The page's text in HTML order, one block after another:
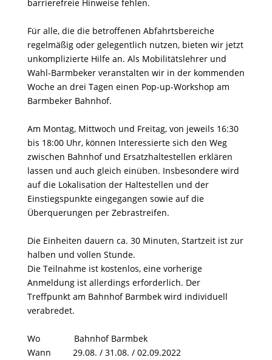
barrierefreie Hinweise fehlen.
Für alle, die die betroffenen Abfahrtsbereiche
regelmäßig oder gelegentlich nutzen, bieten wir jetzt
unkomplizierte Hilfe an. Als Mobilitätslehrer und
Wahl-Barmbeker veranstalten wir in der kommenden
Woche an drei Tagen einen Pop-up-Workshop am
Barmbeker Bahnhof.
Am Montag, Mittwoch und Freitag, von jeweils 16:30
bis 18:00 Uhr, können Interessierte sich den Weg
zwischen Bahnhof und Ersatzhaltestellen erklären
lassen und auch gleich einüben. Insbesondere wird
auf die Lokalisation der Haltestellen und der
Einstiegspunkte eingegangen sowie auf die
Überquerungen per Zebrastreifen.
Die Einheiten dauern ca. 30 Minuten, Startzeit ist zur
halben und vollen Stunde.
Die Teilnahme ist kostenlos, eine vorherige
Anmeldung ist allerdings erforderlich. Der
Treffpunkt am Bahnhof Barmbek wird individuell
verabredet.
Wo Bahnhof Barmbek
Wann 29.08. / 31.08. / 02.09.2022